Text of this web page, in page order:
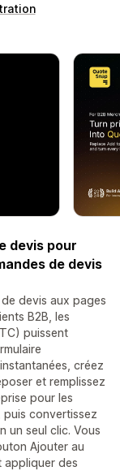
devis pour
de devis
devis aux pages
B2B, les
puissent
créez
et remplissez
pour les
puis convertissez
un seul clic. Vous
Ajouter au
appliquer des